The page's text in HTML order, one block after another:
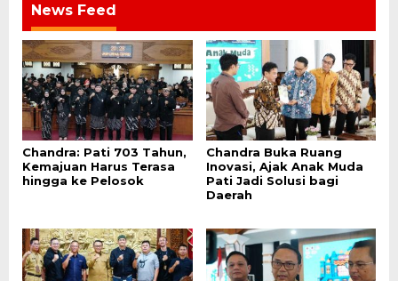
News Feed
Chandra: Pati 703 Tahun,
Kemajuan Harus Terasa
hingga ke Pelosok
Chandra Buka Ruang
Inovasi, Ajak Anak Muda
Pati Jadi Solusi bagi
Daerah